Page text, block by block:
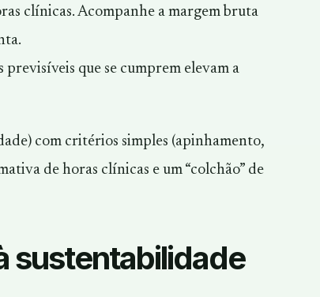
clínicas. Acompanhe a margem bruta
que se cumprem elevam a
com critérios simples (apinhamento,
de horas clínicas e um “colchão” de
sustentabilidade